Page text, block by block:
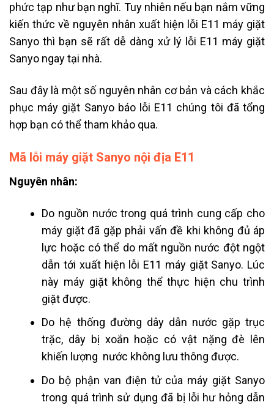
phức tạp như bạn nghĩ. Tuy nhiên nếu bạn nắm vững
kiến thức về nguyên nhân xuất hiện lỗi E11 máy giặt
Sanyo thì bạn sẽ rất dễ dàng xử lý lỗi E11 máy giặt
Sanyo ngay tại nhà.
Sau đây là một số nguyên nhân cơ bản và cách khắc
phục máy giặt Sanyo báo lỗi E11 chúng tôi đã tổng
hợp bạn có thể tham khảo qua.
Mã lỗi máy giặt Sanyo nội địa E11
Nguyên nhân:
Do nguồn nước trong quá trình cung cấp cho
máy giặt đã gặp phải vấn đề khi không đủ áp
lực hoặc có thể do mất nguồn nước đột ngột
dẫn tới xuất hiện lỗi E11 máy giặt Sanyo. Lúc
này máy giặt không thể thực hiện chu trình
giặt được.
Do hệ thống đường dây dẫn nước gặp trục
trặc, dây bị xoắn hoặc có vật nặng đè lên
khiến lượng nước không lưu thông được.
Do bộ phận van điện tử của máy giặt Sanyo
trong quá trình sử dụng đã bị lỗi hư hỏng dẫn